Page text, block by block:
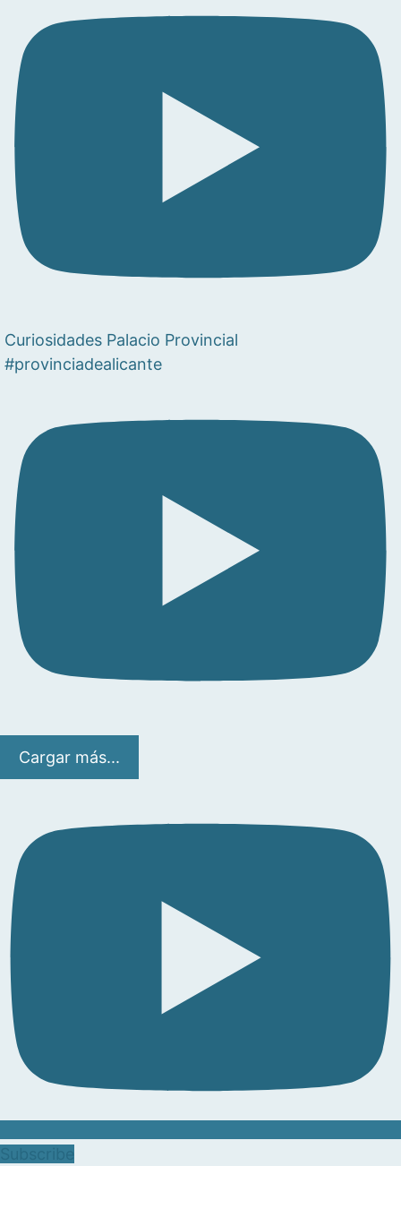
Curiosidades Palacio Provincial
#provinciadealicante
Cargar más...